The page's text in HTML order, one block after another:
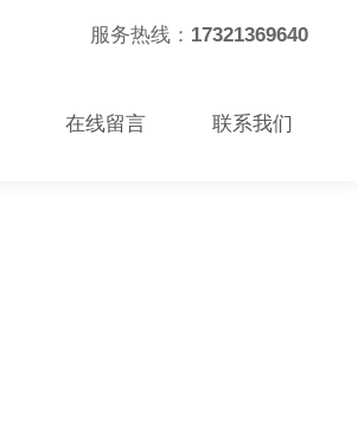
服务热线： 17321369640
在线留言 联系我们